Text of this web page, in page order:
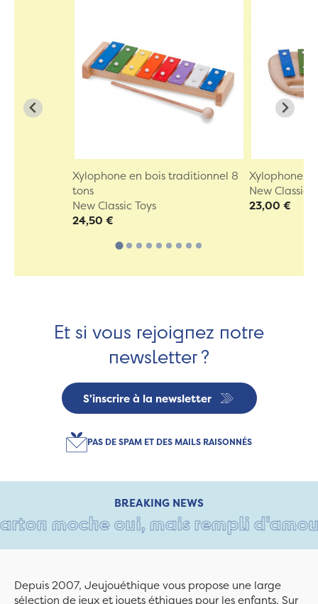
Xylophone en bois traditionnel 8
tons
New Classic Toys
24,50 €
Xylophone
New Classic
23,00 €
Et si vous rejoignez notre
newsletter ?
S'inscrire à la newsletter
PAS DE SPAM ET DES MAILS RAISONNÉS
BREAKING NEWS
moche oui, mais rempli d'amour
Depuis 2007, Jeujouéthique vous propose une large
sélection de jeux et jouets éthiques pour les enfants. Sur